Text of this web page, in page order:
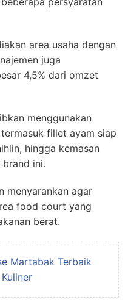
area usaha dengan
juga
4,5% dari omzet
menggunakan
fillet ayam siap
hingga kemasan
ini.
menyarankan agar
food court yang
berat.
Martabak Terbaik